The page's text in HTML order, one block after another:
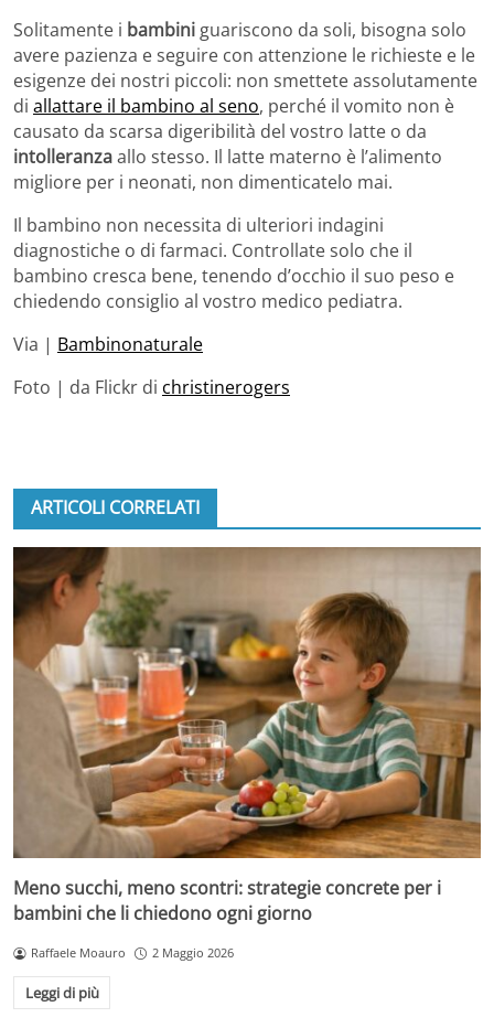
Solitamente i bambini guariscono da soli, bisogna solo
avere pazienza e seguire con attenzione le richieste e le
esigenze dei nostri piccoli: non smettete assolutamente
di allattare il bambino al seno, perché il vomito non è
causato da scarsa digeribilità del vostro latte o da
intolleranzaallo stesso. Il latte materno è l’alimento
migliore per i neonati, non dimenticatelo mai.
Il bambino non necessita di ulteriori indagini
diagnostiche o di farmaci. Controllate solo che il
bambino cresca bene, tenendo d’occhio il suo peso e
chiedendo consiglio al vostro medico pediatra.
Via | Bambinonaturale
Foto | da Flickr di christinerogers
ARTICOLI CORRELATI
Meno succhi, meno scontri: strategie concrete per i
bambini che li chiedono ogni giorno
Raffaele Moauro 2 Maggio 2026
Leggi di più